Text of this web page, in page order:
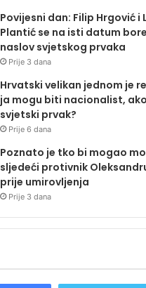
Povijesni dan: Filip Hrgović i
Plantić se na isti datum
naslov svjetskog prvaka
Prije 3 dana
Hrvatski velikan jednom je
ja mogu biti nacionalist,
svjetski prvak?
Prije 6 dana
Poznato je tko bi mogao
sljedeći protivnik
prije umirovljenja
Prije 3 dana